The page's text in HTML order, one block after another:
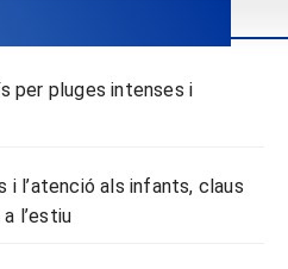
per pluges intenses i
i l’atenció als infants, claus
l’estiu